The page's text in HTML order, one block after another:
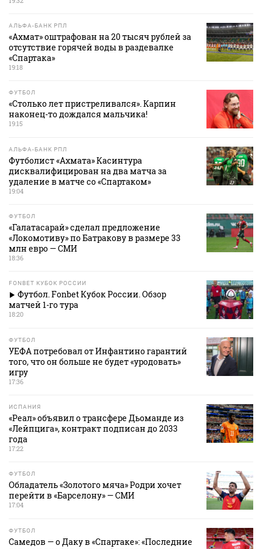
АЛЬФА-БАНК РПЛ
«Ахмат» оштрафован на 20 тысяч рублей за
отсутствие горячей воды в раздевалке
«Спартака»
19:18
ФУТБОЛ
«Столько лет пристреливался». Карпин
наконец-то дождался мальчика!
19:15
АЛЬФА-БАНК РПЛ
Футболист «Ахмата» Касинтура
дисквалифицирован на два матча за
удаление в матче со «Спартаком»
19:04
ФУТБОЛ
«Галатасарай» сделал предложение
«Локомотиву» по Батракову в размере 33
млн евро — СМИ
18:36
FONBET КУБОК РОССИИ
Футбол. Fonbet Кубок России. Обзор
матчей 1-го тура
18:20
ФУТБОЛ
УЕФА потребовал от Инфантино гарантий
того, что он больше не будет «уродовать»
игру
17:36
ИСПАНИЯ
«Реал» объявил о трансфере Дьоманде из
«Лейпцига», контракт подписан до 2033
года
17:22
ФУТБОЛ
Обладатель «Золотого мяча» Родри хочет
перейти в «Барселону» — СМИ
17:04
ФУТБОЛ
Самедов — о Даку в «Спартаке»: «Последние